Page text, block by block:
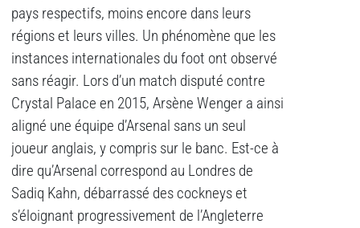
pays respectifs, moins encore dans leurs
régions et leurs villes. Un phénomène que les
instances internationales du foot ont observé
sans réagir. Lors d’un match disputé contre
Crystal Palace en 2015, Arsène Wenger a ainsi
aligné une équipe d’Arsenal sans un seul
joueur anglais, y compris sur le banc. Est-ce à
dire qu’Arsenal correspond au Londres de
Sadiq Kahn, débarrassé des cockneys et
s’éloignant progressivement de l’Angleterre